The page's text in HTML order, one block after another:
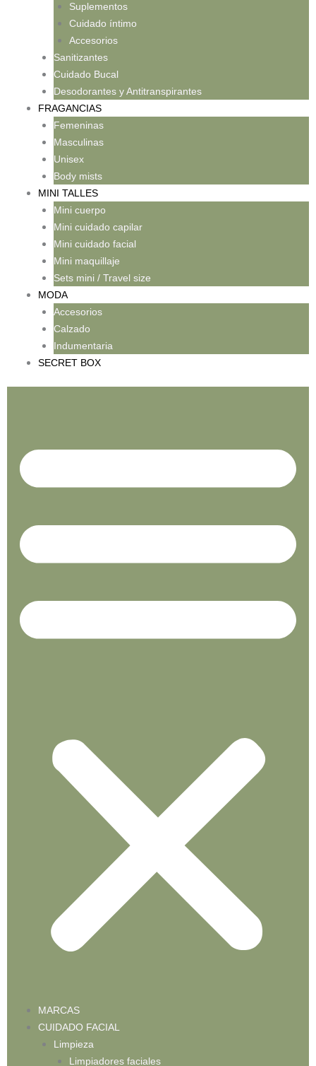
Suplementos
Cuidado íntimo
Accesorios
Sanitizantes
Cuidado Bucal
Desodorantes y Antitranspirantes
FRAGANCIAS
Femeninas
Masculinas
Unisex
Body mists
MINI TALLES
Mini cuerpo
Mini cuidado capilar
Mini cuidado facial
Mini maquillaje
Sets mini / Travel size
MODA
Accesorios
Calzado
Indumentaria
SECRET BOX
MARCAS
CUIDADO FACIAL
Limpieza
Limpiadores faciales